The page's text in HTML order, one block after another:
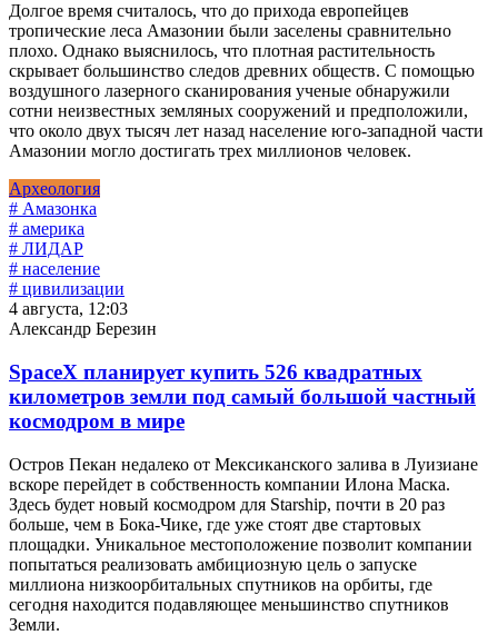
Долгое время считалось, что до прихода европейцев
тропические леса Амазонии были заселены сравнительно
плохо. Однако выяснилось, что плотная растительность
скрывает большинство следов древних обществ. С помощью
воздушного лазерного сканирования ученые обнаружили
сотни неизвестных земляных сооружений и предположили,
что около двух тысяч лет назад население юго-западной части
Амазонии могло достигать трех миллионов человек.
Археология
# Амазонка
# америка
# ЛИДАР
# население
# цивилизации
4 августа, 12:03
Александр Березин
SpaceX планирует купить 526 квадратных
километров земли под самый большой частный
космодром в мире
Остров Пекан недалеко от Мексиканского залива в Луизиане
вскоре перейдет в собственность компании Илона Маска.
Здесь будет новый космодром для Starship, почти в 20 раз
больше, чем в Бока-Чике, где уже стоят две стартовых
площадки. Уникальное местоположение позволит компании
попытаться реализовать амбициозную цель о запуске
миллиона низкоорбитальных спутников на орбиты, где
сегодня находится подавляющее меньшинство спутников
Земли.